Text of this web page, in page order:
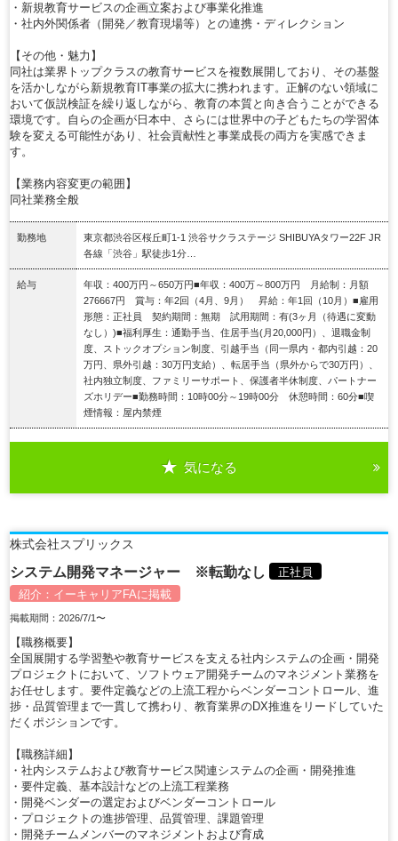
・新規教育サービスの企画立案および事業化推進
・社内外関係者（開発／教育現場等）との連携・ディレクション
【その他・魅力】
同社は業界トップクラスの教育サービスを複数展開しており、その基盤
を活かしながら新規教育IT事業の拡大に携われます。正解のない領域に
おいて仮説検証を繰り返しながら、教育の本質と向き合うことができる
環境です。自らの企画が日本中、さらには世界中の子どもたちの学習体
験を変える可能性があり、社会貢献性と事業成長の両方を実感できま
す。
【業務内容変更の範囲】
同社業務全般
勤務地
東京都渋谷区桜丘町1‐1 渋谷サクラステージ SHIBUYAタワー22F JR
各線「渋谷」駅徒歩1分…
給与
年収：400万円～650万円■年収：400万～800万円 月給制：月額
276667円 賞与：年2回（4月、9月） 昇給：年1回（10月）■雇用
形態：正社員 契約期間：無期 試用期間：有(3ヶ月（待遇に変動
なし）)■福利厚生：通勤手当、住居手当(月20,000円）、退職金制
度、ストックオプション制度、引越手当（同一県内・都内引越：20
万円、県外引越：30万円支給）、転居手当（県外からで30万円）、
社内独立制度、ファミリーサポート、保護者半休制度、パートナー
ズホリデー■勤務時間：10時00分～19時00分 休憩時間：60分■喫
煙情報：屋内禁煙
気になる
株式会社スプリックス
システム開発マネージャー ※転勤なし
正社員
紹介： イーキャリアFAに掲載
掲載期間：2026/7/1〜
【職務概要】
全国展開する学習塾や教育サービスを支える社内システムの企画・開発
プロジェクトにおいて、ソフトウェア開発チームのマネジメント業務を
お任せします。要件定義などの上流工程からベンダーコントロール、進
捗・品質管理まで一貫して携わり、教育業界のDX推進をリードしていた
だくポジションです。
【職務詳細】
・社内システムおよび教育サービス関連システムの企画・開発推進
・要件定義、基本設計などの上流工程業務
・開発ベンダーの選定およびベンダーコントロール
・プロジェクトの進捗管理、品質管理、課題管理
・開発チームメンバーのマネジメントおよび育成